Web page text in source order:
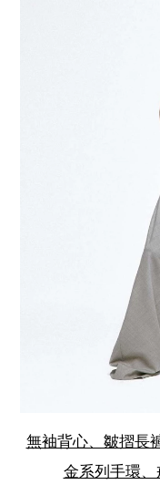
無袖背心、皺摺長
金系列手環、